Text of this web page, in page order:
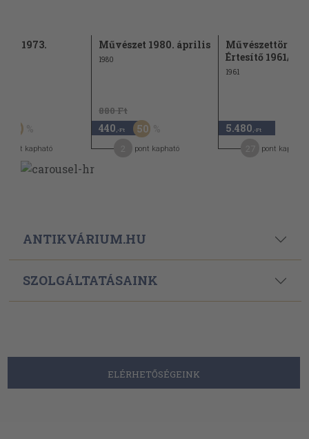
1973.
50
pont kapható
Művészet 1980. április
1980
880 Ft
440 ,-Ft 50
pont kapható
Értesítő 1961/1-4.
1961
5.480 ,-Ft
pont kapható
ANTIKVÁRIUM.HU
SZOLGÁLTATÁSAINK
ELÉRHETŐSÉGEINK